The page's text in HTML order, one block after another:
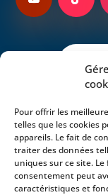
Pour offrir les
telles que les cookies
appareils. Le fait de
traiter des données
uniques sur ce site.
consentement peut
caractéristiques et